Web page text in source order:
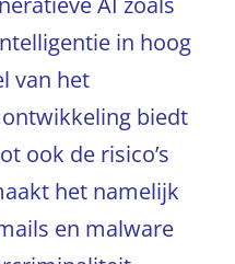
in hoog
van het
biedt
ook de risico’s
het namelijk
en malware